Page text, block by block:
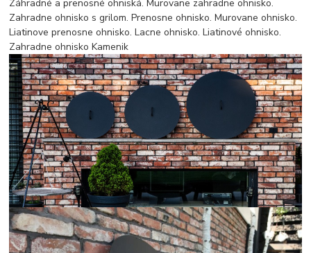
Záhradné a prenosné ohniská. Murovane zahradne ohnisko.
Zahradne ohnisko s grilom. Prenosne ohnisko. Murovane ohnisko.
Liatinove prenosne ohnisko. Lacne ohnisko. Liatinové ohnisko.
Zahradne ohnisko Kamenik